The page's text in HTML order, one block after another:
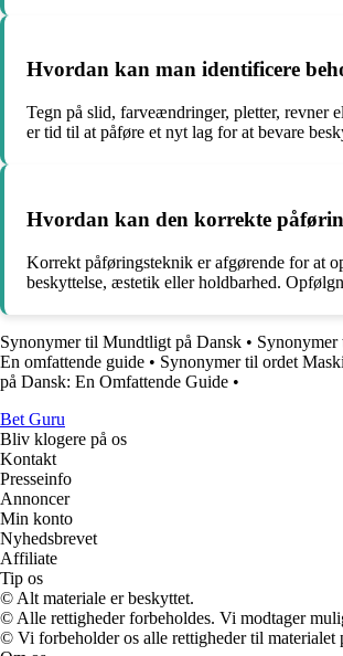
Hvordan kan man identificere
Tegn på slid, farveændringer, pletter, revner
er tid til at påføre et nyt lag for at bevare
Hvordan kan den korrekte
Korrekt påføringsteknik er afgørende for at
beskyttelse, æstetik eller holdbarhed.
Synonymer til Mundtligt på Dansk • Synonymer
En omfattende guide • Synonymer til ordet
på Dansk: En Omfattende Guide •
Bet Guru
Bliv klogere på os
Kontakt
Presseinfo
Annoncer
Min konto
Nyhedsbrevet
Affiliate
Tip os
© Alt materiale er beskyttet.
© Alle rettigheder forbeholdes. Vi modtager
© Vi forbeholder os alle rettigheder til